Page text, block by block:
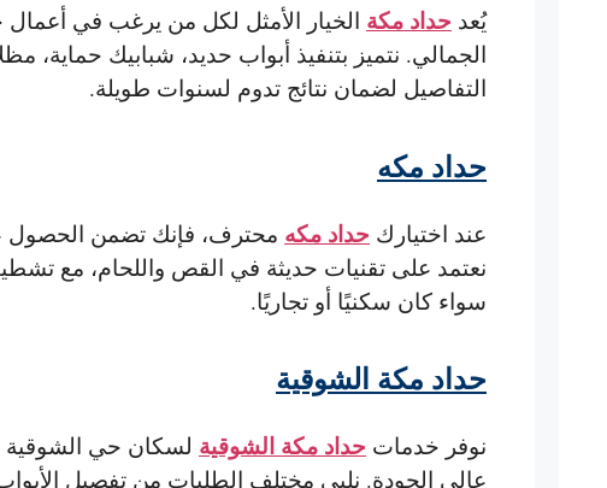
يُعد حداد مكة الخيار الأمثل لكل من يرغب في أعمال
الجمالي. نتميز بتنفيذ أبواب حديد، شبابيك حماية،
التفاصيل لضمان نتائج تدوم لسنوات طويلة.
حداد مكه
عند اختيارك حداد مكه محترف، فإنك تضمن الحصول
نعتمد على تقنيات حديثة في القص واللحام، مع
سواء كان سكنيًا أو تجاريًا.
حداد مكة الشوقية
نوفر خدمات حداد مكة الشوقية لسكان حي الشوقية
عالي الجودة. نلبي مختلف الطلبات من تفصيل